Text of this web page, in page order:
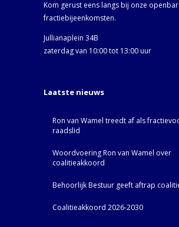
Kom gerust eens langs bij onze
fractiebijeenkomsten.
Jullianaplein 34B
zaterdag van 10:00 tot 13:00 uur
Laatste nieuws
Ron van Wamel treedt af als
raadslid
Woordvoering Ron van Wamel over
coalitieakkoord
Behoorlijk Bestuur geeft aftrap
Coalitieakkoord 2026-2030